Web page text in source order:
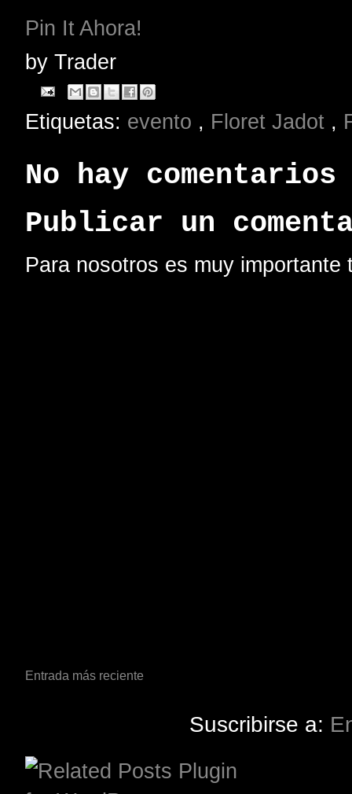
Pin It Ahora!
by Trader
Etiquetas: evento , Floret Jadot ,
No hay
Publicar un
Para nosotros es muy
Entrada más reciente
Suscribirse a: